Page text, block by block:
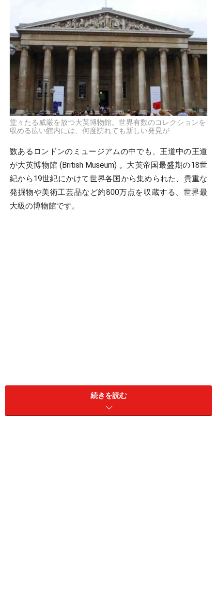
堂々たる威厳を放つ大英博物館。世界有数のコレクションを
収める広い館内には、何度訪れても新しい発見が
数あるロンドンのミュージアムの中でも、王道中の王道
が大英博物館 (British Museum) 。大英帝国最盛期の18世
紀から19世紀にかけて世界各国から集められた、貴重な
発掘物や美術工芸品など約800万点を収蔵する、世界最
大級の博物館です。
ロゼッタストーンやパルテノン神殿の彫刻など、メジャ
ー級の発掘品のホンモノが集結。大英博物館を一周すれ
ば世界史の大半がカバーできると言っても過言ではない
続きを読む